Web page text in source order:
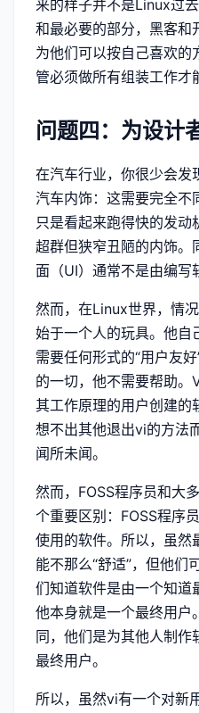
来的样子并不是Linux过
和最必要的部分，黑客和
为他们可以按自己喜欢的
管必须做所有组装工作才
问题四：为设计
在汽车行业，你很少会发
汽车内饰：这需要完全不
只是看起来跑得快的发
超群但狭窄丑陋的内饰。
面（UI）通常不是由编写
然而，在Linux世界，情
始于一个人的玩具。他自
需要任何形式的“用户友
的一切，他不需要帮助
其工作原理的用户创建的
想不出其他退出vi的方法
闻所未闻。
然而，FOSS程序员和大
个重要区别：FOSS程序
使用的软件。所以，虽然
能不那么“舒适”，但他们
们知道软件是由一个知道
他本身就是一个最终用户
同，他们是为其他人制作
最终用户。
所以，虽然vi有一个对新